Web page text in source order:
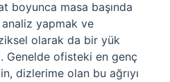
boyunca masa başında
yapmak ve
olarak da bir yük
Genelde ofisteki en genç
dizlerime olan bu ağrıyı